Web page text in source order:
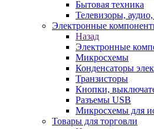
Бытовая техника
Телевизоры,
Электронные
Назад
Электронные
Микросхемы
Конденсаторы
Транзисторы
Кнопки,
Разъемы USB
Микросхемы для
Товары для торговли